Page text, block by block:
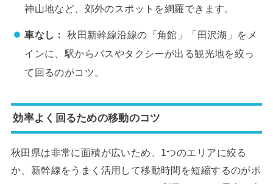
神山地など、郊外のスポットを網羅できます。
車なし：
秋田新幹線沿線の「角館」「田沢湖」をメ
インに、駅からバスやタクシーが出る観光地を絞っ
て回るのがコツ。
効率よく回るための移動のコツ
秋田県は非常に面積が広いため、1つのエリアに絞る
か、新幹線をうまく活用して移動時間を短縮するのがポ